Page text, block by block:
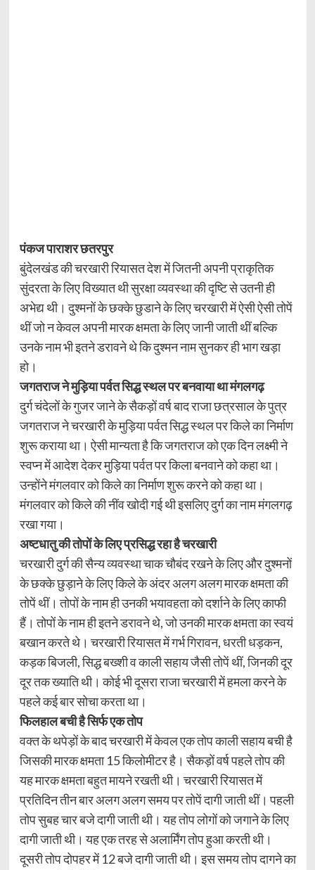
पंकज पाराशर छतरपुर
बुंदेलखंड की चरखारी रियासत देश में जितनी अपनी प्राकृतिक
सुंदरता के लिए विख्यात थी सुरक्षा व्यवस्था की दृष्टि से उतनी ही
अभेद्य थी। दुश्मनों के छक्के छुडाने के लिए चरखारी में ऐसी ऐसी तोपें
थीं जो न केवल अपनी मारक क्षमता के लिए जानी जाती थीं बल्कि
उनके नाम भी इतने डरावने थे कि दुश्मन नाम सुनकर ही भाग खड़ा
हो।
जगतराज ने मुड़िया पर्वत सिद्ध स्थल पर बनवाया था मंगलगढ़
दुर्ग चंदेलों के गुजर जाने के सैकड़ों वर्ष बाद राजा छत्रसाल के पुत्र
जगतराज ने चरखारी के मुड़िया पर्वत सिद्ध स्थल पर किले का निर्माण
शुरू कराया था। ऐसी मान्यता है कि जगतराज को एक दिन लक्ष्मी ने
स्वप्न में आदेश देकर मुड़िया पर्वत पर किला बनवाने को कहा था।
उन्होंने मंगलवार को किले का निर्माण शुरू करने को कहा था।
मंगलवार को किले की नींव खोदी गई थी इसलिए दुर्ग का नाम मंगलगढ़
रखा गया।
अष्टधातु की तोपों के लिए प्रसिद्ध रहा है चरखारी
चरखारी दुर्ग की सैन्य व्यवस्था चाक चौबंद रखने के लिए और दुश्मनों
के छक्के छुड़ाने के लिए किले के अंदर अलग अलग मारक क्षमता की
तोपें थीं। तोपों के नाम ही उनकी भयावहता को दर्शाने के लिए काफी
हैं। तोपों के नाम ही इतने डरावने थे, जो उनकी मारक क्षमता का स्वयं
बखान करते थे। चरखारी रियासत में गर्भ गिरावन, धरती धड़कन,
कड़क बिजली, सिद्ध बख्शी व काली सहाय जैसी तोपें थीं, जिनकी दूर
दूर तक ख्याति थी। कोई भी दूसरा राजा चरखारी में हमला करने के
पहले कई बार सोचा करता था।
फिलहाल बची है सिर्फ एक तोप
वक्त के थपेड़ों के बाद चरखारी में केवल एक तोप काली सहाय बची है
जिसकी मारक क्षमता 15 किलोमीटर है। सैकड़ों वर्ष पहले तोप की
यह मारक क्षमता बहुत मायने रखती थी। चरखारी रियासत में
प्रतिदिन तीन बार अलग अलग समय पर तोपें दागी जाती थीं। पहली
तोप सुबह चार बजे दागी जाती थी। यह तोप लोगों को जगाने के लिए
दागी जाती थी। यह एक तरह से अलार्मिंग तोप हुआ करती थी।
दूसरी तोप दोपहर में 12 बजे दागी जाती थी। इस समय तोप दागने का